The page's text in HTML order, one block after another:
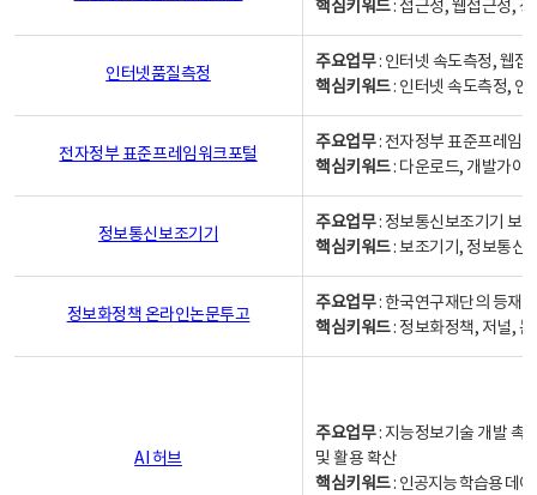
핵심키워드: 접근성, 웹접근성,
인터넷품질측정
주요업무: 인터넷 속도측정, 웹접
핵심키워드: 인터넷 속도측정, 인
전자정부 표준프레임워크포털
주요업무: 전자정부 표준프레임
핵심키워드: 다운로드, 개발가이
정보통신보조기기
주요업무: 정보통신보조기기 보
핵심키워드: 보조기기, 정보통신
정보화정책 온라인논문투고
주요업무: 한국연구재단의 등재
핵심키워드: 정보화정책, 저널,
AI 허브
주요업무: 지능정보기술 개발 촉
및 활용 확산
핵심키워드: 인공지능 학습용 데